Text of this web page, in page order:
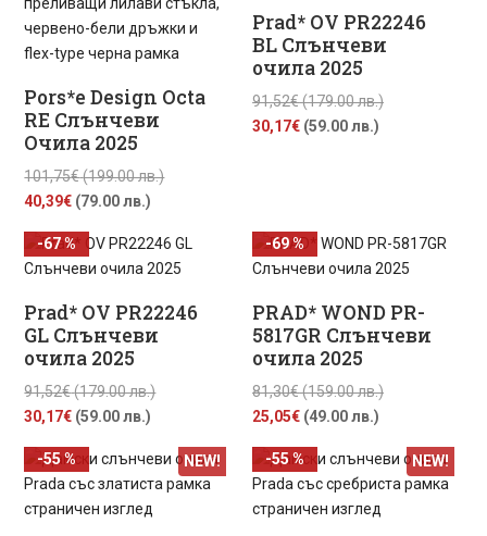
лв.).
(79.00
лв.).
Pors*e Design Octa
RE Слънчеви
Очила 2025
101,75€(199.00 лв.)Original
101,75€
(199.00
40,39€ (79.00 лв.)
е:
40,39€
лв.).
Prad* OV PR22246
BL Слънчеви
очила 2025
91,52€(179.00 лв.)Original
30,17€ (59.00 лв.)
лв.).
Prad* OV PR22246
GL Слънчеви
очила 2025
91,52€(179.00 лв.)Original
91,52€
(179.00
30,17€ (59.00 лв.)
е:
30,17€
(59.00
-67 %
PRAD* WOND PR-
5817GR Слънчеви
очила 2025
81,30€(159.00 лв.)Original
81,30€
(159.00
25,05€ (49.00 лв.)
е:
25,05€
(49.00
-69 %
NEW!
-55 % NEW!
-55 %